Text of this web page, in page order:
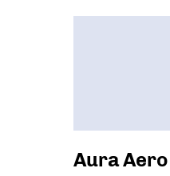
Aura